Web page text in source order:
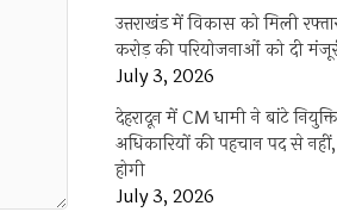
उत्तराखंड में विकास को मिली
करोड़ की परियोजनाओं को दी
July 3, 2026
देहरादून में CM धामी ने बांटे
अधिकारियों की पहचान पद से
होगी
July 3, 2026